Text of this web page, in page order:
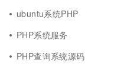
ubuntu系统PHP
PHP系统服务
PHP查询系统源码